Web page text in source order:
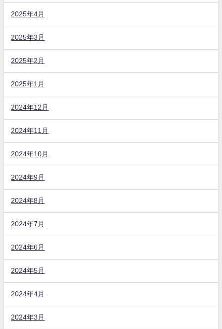
2025年4月
2025年3月
2025年2月
2025年1月
2024年12月
2024年11月
2024年10月
2024年9月
2024年8月
2024年7月
2024年6月
2024年5月
2024年4月
2024年3月